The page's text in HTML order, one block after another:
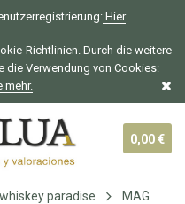
Hier
Richtlinien. Durch die weitere
die Verwendung von Cookies:
mehr.
0,00 €
whiskey paradise
MAG